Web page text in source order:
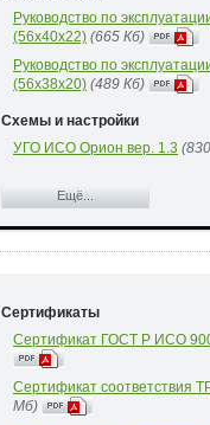
Руководство по
(56x40x22) (665 Кб)
Руководство по
(56x38x20) (489 Кб)
Схемы и настройки
УГО ИСО Орион вер. 1.3
Ещё...
Сертификаты
Сертификат ГОСТ Р ИСО
Сертификат соответствия
Mб)